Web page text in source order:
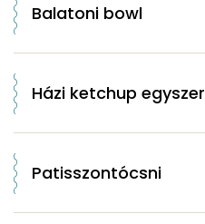
Balatoni bowl
Házi ketchup
Patisszontócsni